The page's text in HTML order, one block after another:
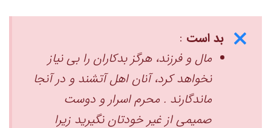
بد است :
مال و فرزند، هرگز بدکاران را بی نیاز
نخواهد کرد، آنان اهل آتشند و در آنجا
ماندگارند . محرم اسرار و دوست
صمیمی از غیر خودتان نگیرید زیرا